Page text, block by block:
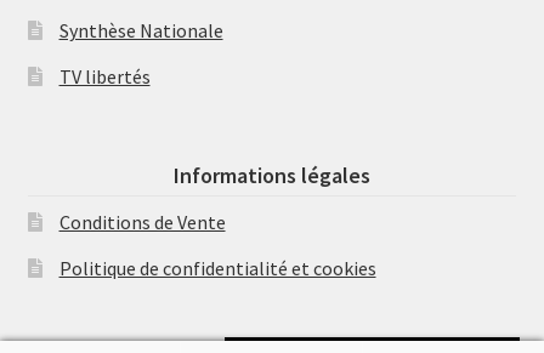
Synthèse Nationale
TV libertés
Informations légales
Conditions de Vente
Politique de confidentialité et cookies